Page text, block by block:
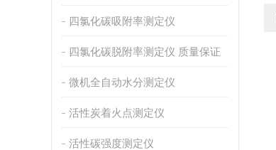
四氯化碳吸附率测定仪
四氯化碳脱附率测定仪 质量保证
微机全自动水分测定仪
活性炭着火点测定仪
活性碳强度测定仪